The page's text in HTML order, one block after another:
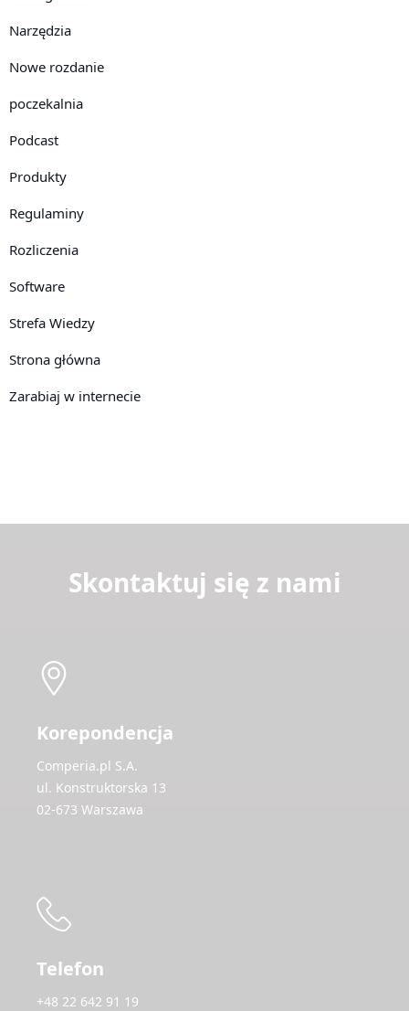
Narzędzia
Nowe rozdanie
poczekalnia
Podcast
Produkty
Regulaminy
Rozliczenia
Software
Strefa Wiedzy
Strona główna
Zarabiaj w internecie
Skontaktuj się z nami
Korepondencja
Comperia.pl S.A.
ul. Konstruktorska 13
02-673 Warszawa
Telefon
+48 22 642 91 19